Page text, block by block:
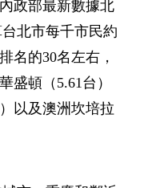
政部最新數據北
北市每千市民約
名的30名左右，
盛頓（5.61台）
以及澳洲坎培拉